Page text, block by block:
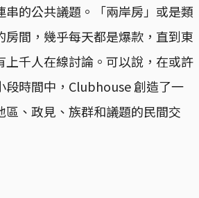
串的公共議題。「兩岸房」或是類
房間，幾乎每天都是爆款，直到東
上千人在線討論。可以說，在或許
段時間中，Clubhouse 創造了一
區、政見、族群和議題的民間交